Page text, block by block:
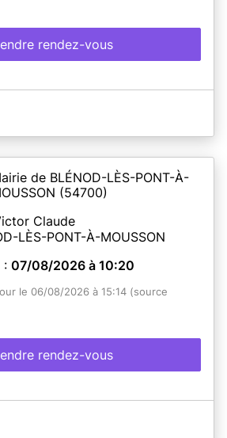
rendez-vous
de BLÉNOD-LÈS-PONT-À-
(54700)
Claude
LÈS-PONT-À-MOUSSON
: 07/08/2026 à 10:20
le 06/08/2026 à 15:14 (source
rendez-vous